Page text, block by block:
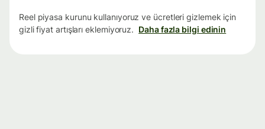
Reel piyasa kurunu kullanıyoruz ve ücretleri gizlemek için
gizli fiyat artışları eklemiyoruz. Daha fazla bilgi edinin